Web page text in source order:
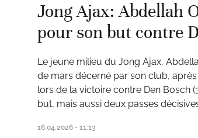
Jong Ajax: Abdellah
pour son but contre
Le jeune milieu du Jong Ajax,
de mars décerné par son club,
lors de la victoire contre Den Bosch
but, mais aussi deux passes
16.04.2026 - 11:13